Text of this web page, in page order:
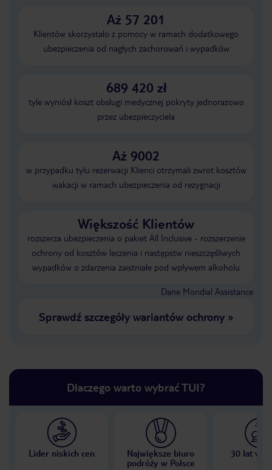
Aż 57 201
Klientów skorzystało z pomocy w ramach dodatkowego
ubezpieczenia od nagłych zachorowań i wypadków
689 420 zł
tyle wyniósł koszt obsługi medycznej pokryty jednorazowo
przez ubezpieczyciela
Aż 9002
w przypadku tylu rezerwacji Klienci otrzymali zwrot kosztów
wakacji w ramach ubezpieczenia od rezygnacji
Większość Klientów
rozszerza ubezpieczenia o pakiet All Inclusive - rozszerzenie
ochrony od kosztów leczenia i następstw nieszczęśliwych
wypadków o zdarzenia zaistniałe pod wpływem alkoholu
Dane Mondial Assistance
Sprawdź szczegóły wariantów ochrony»
Dlaczego warto wybrać TUI?
Lider niskich cen
Największe biuro
podróży w Polsce
30 lat w